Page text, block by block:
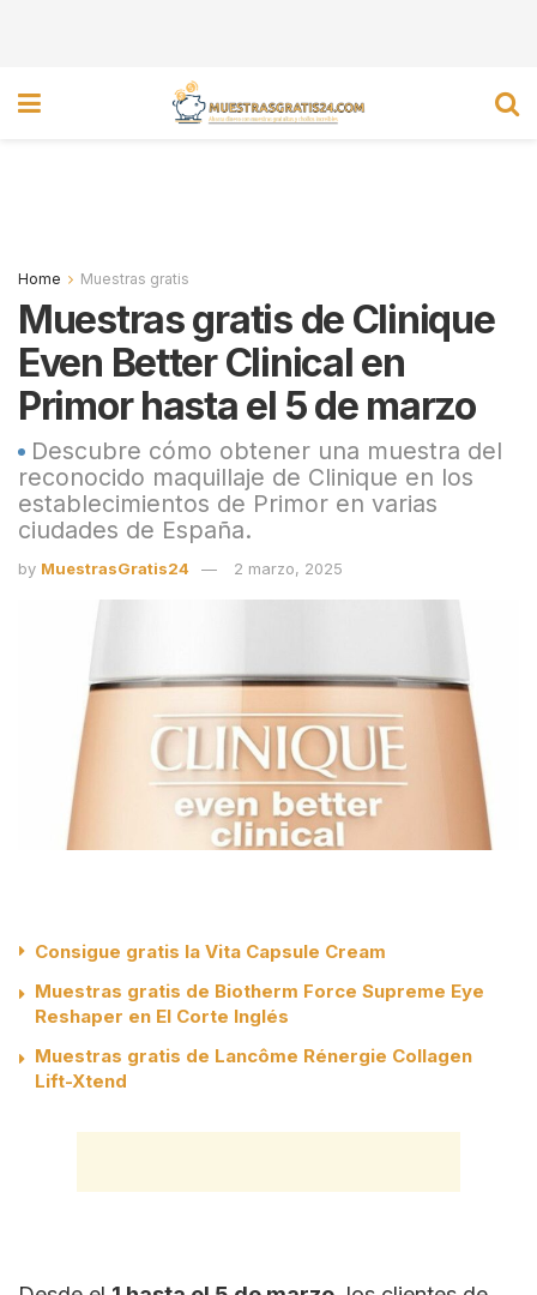
Home Muestras gratis
Muestras gratis de Clinique
Even Better Clinical en
Primor hasta el 5 de marzo
Descubre cómo obtener una muestra del
reconocido maquillaje de Clinique en los
establecimientos de Primor en varias
ciudades de España.
by MuestrasGratis24 2 marzo, 2025
Consigue gratis la Vita Capsule Cream
Muestras gratis de Biotherm Force Supreme Eye
Reshaper en El Corte Inglés
Muestras gratis de Lancôme Rénergie Collagen
Lift-Xtend